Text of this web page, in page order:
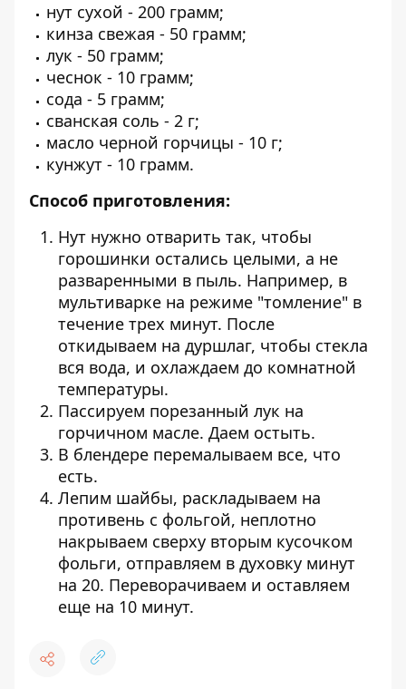
нут сухой - 200 грамм;
кинза свежая - 50 грамм;
лук - 50 грамм;
чеснок - 10 грамм;
сода - 5 грамм;
сванская соль - 2 г;
масло черной горчицы - 10 г;
кунжут - 10 грамм.
Способ приготовления:
Нут нужно отварить так, чтобы
горошинки остались целыми, а не
разваренными в пыль. Например, в
мультиварке на режиме "томление" в
течение трех минут. После
откидываем на дуршлаг, чтобы стекла
вся вода, и охлаждаем до комнатной
температуры.
Пассируем порезанный лук на
горчичном масле. Даем остыть.
В блендере перемалываем все, что
есть.
Лепим шайбы, раскладываем на
противень с фольгой, неплотно
накрываем сверху вторым кусочком
фольги, отправляем в духовку минут
на 20. Переворачиваем и оставляем
еще на 10 минут.